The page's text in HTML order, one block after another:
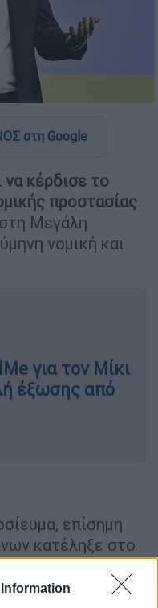
στη Google
να κέρδισε το
προστασίας
Μεγάλη
νομική και
για τον Μίκι
έξωσης από
επίσημη
κατέληξε στο
δούκας του
για να